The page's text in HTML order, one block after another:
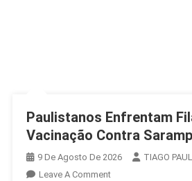
Paulistanos Enfrentam
Vacinação Contra
9 De Agosto De 2026
TIAGO
Leave A CommentOn